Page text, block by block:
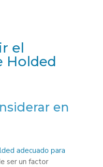
el
Holded
en
adecuado para
ser un factor